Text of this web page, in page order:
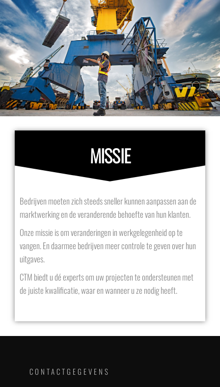
MISSIE
Bedrijven moeten zich steeds sneller kunnen aanpassen aan de
marktwerking en de veranderende behoefte van hun klanten.
Onze missie is om veranderingen in werkgelegenheid op te
vangen. En daarmee bedrijven meer controle te geven over hun
uitgaves.
CTM biedt u dé experts om uw projecten te ondersteunen met
de juiste kwalificatie, waar en wanneer u ze nodig heeft.
CONTACTGEGEVENS